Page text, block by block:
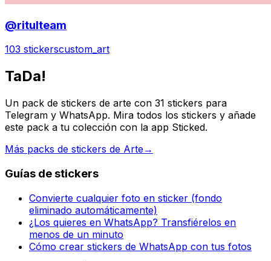
@ritulteam
103 stickerscustom_art
TaDa!
Un pack de stickers de arte con 31 stickers para
Telegram y WhatsApp. Mira todos los stickers y añade
este pack a tu colección con la app Sticked.
Más packs de stickers de Arte→
Guías de stickers
Convierte cualquier foto en sticker (fondo
eliminado automáticamente)
¿Los quieres en WhatsApp? Transfiérelos en
menos de un minuto
Cómo crear stickers de WhatsApp con tus fotos